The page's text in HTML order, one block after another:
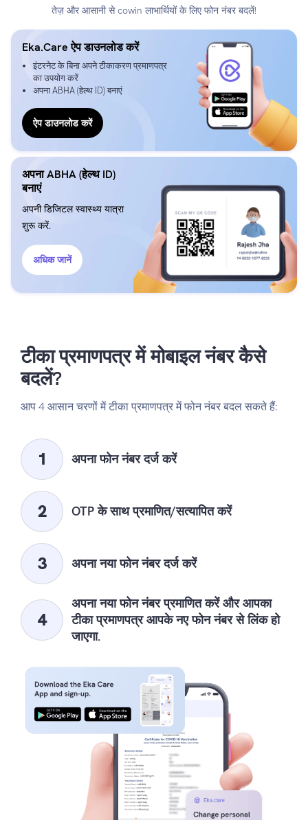
तेज़ और आसानी से cowin लाभार्थियों के लिए फोन नंबर बदलें!
Eka.Care ऐप डाउनलोड करें
इंटरनेट के बिना अपने टीकाकरण प्रमाणपत्र
का उपयोग करें
अपना ABHA (हेल्थ ID) बनाएं
ऐप डाउनलोड करें
अपना ABHA (हेल्थ ID)
बनाएं
अपनी डिजिटल स्वास्थ्य यात्रा
शुरू करें.
अधिक जानें
टीका प्रमाणपत्र में मोबाइल नंबर कैसे
बदलें?
आप 4 आसान चरणों में टीका प्रमाणपत्र में फोन नंबर बदल सकते हैं:
अपना फोन नंबर दर्ज करें
OTP के साथ प्रमाणित/सत्यापित करें
अपना नया फोन नंबर दर्ज करें
अपना नया फोन नंबर प्रमाणित करें और आपका
टीका प्रमाणपत्र आपके नए फोन नंबर से लिंक हो
जाएगा.